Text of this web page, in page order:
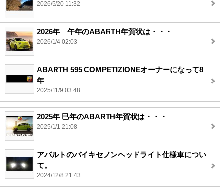
2026/5/20 11:32
2026年 午年のABARTH年賀状は・・・
2026/1/4 02:03
ABARTH 595 COMPETIZIONEオーナーになって8
年
2025/11/9 03:48
2025年 巳年のABARTH年賀状は・・・
2025/1/1 21:08
アバルトのバイキセノンヘッドライト仕様車につい
て。
2024/12/8 21:43